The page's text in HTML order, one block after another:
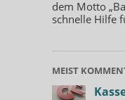
dem Motto
schnelle Hilfe
MEIST